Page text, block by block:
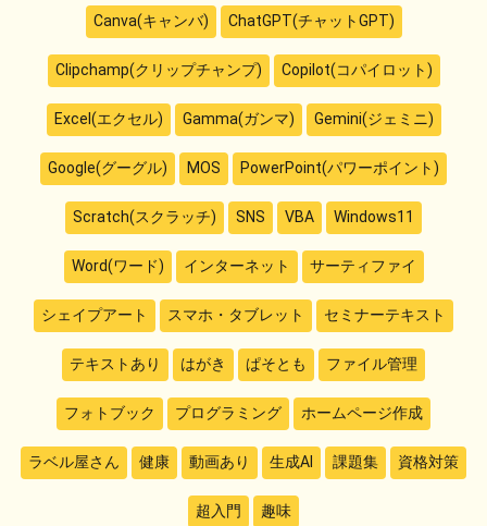
Canva(キャンバ) ChatGPT(チャットGPT)
Clipchamp(クリップチャンプ) Copilot(コパイロット)
Excel(エクセル) Gamma(ガンマ) Gemini(ジェミニ)
Google(グーグル) MOS PowerPoint(パワーポイント)
Scratch(スクラッチ) SNS VBA Windows11
Word(ワード) インターネット サーティファイ
シェイプアート スマホ・タブレット セミナーテキスト
テキストあり はがき ぱそとも ファイル管理
フォトブック プログラミング ホームページ作成
ラベル屋さん 健康 動画あり 生成AI 課題集 資格対策
超入門 趣味